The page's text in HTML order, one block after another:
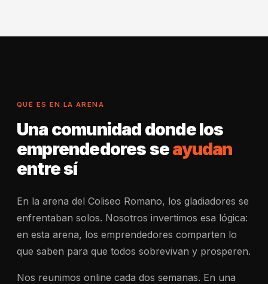
QUÉ ES EN LA ARENA
Una comunidad donde los
emprendedores seayudan
entre sí
En la arena del Coliseo Romano, los gladiadores se
enfrentaban solos. Nosotros invertimos esa lógica:
en esta arena, los emprendedores comparten lo
que saben para que todos sobrevivan y prosperen.
Nos reunimos online cada dos semanas. En una